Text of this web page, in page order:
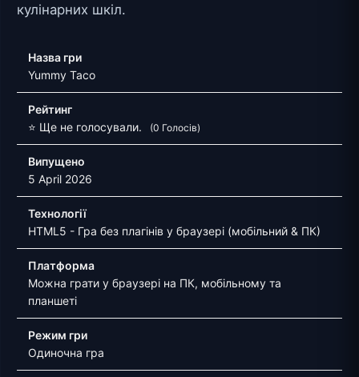
кулінарних шкіл.
Назва гри
Yummy Taco
Рейтинг
⭐ Ще не голосували.
(0 Голосів)
Випущено
5 April 2026
Технології
HTML5 - Гра без плагінів у браузері (мобільний & ПК)
Платформа
Можна грати у браузері на ПК, мобільному та
планшеті
Режим гри
Одиночна гра